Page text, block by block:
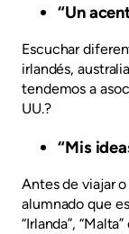
“Un
Escuchar
irlandés,
tendemos a
UU.?
“Mis
Antes de viajar
alumnado que
“Irlanda”,